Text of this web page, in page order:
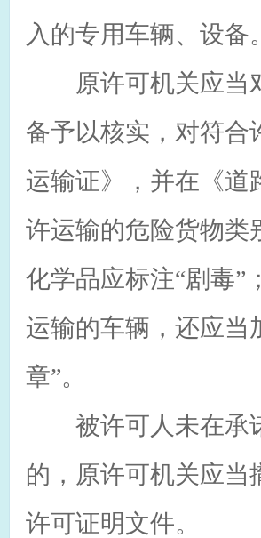
入的专用车辆、设备。
原许可机关应当
备予以核实，对符合
运输证》，并在《道
许运输的危险货物类
化学品应标注“剧毒”
运输的车辆，还应当
章”。
被许可人未在承
的，原许可机关应当
许可证明文件。